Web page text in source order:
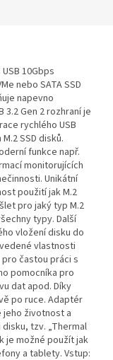
10Gbps
nebo SATA SSD
napevno
3.2 Gen 2 rozhraní je
rychlého USB
SSD disků.
funkce např.
monitorujících
Unikátní
použití jak M.2
pro jaký typ M.2
typy. Další
vložení disku do
vlastnosti
častou práci s
pomocníka pro
dat apod. Díky
po ruce. Adaptér
životnost a
tzv. „Thermal
je možné použít jak
a tablety. Vstup: